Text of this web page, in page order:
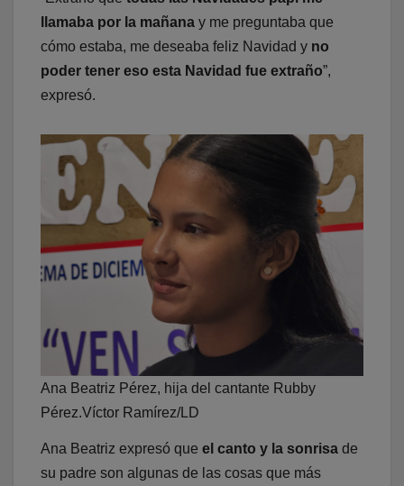
llamaba por la mañana y me preguntaba que
cómo estaba, me deseaba feliz Navidad y no
poder tener eso esta Navidad fue extraño”,
expresó.
Ana Beatriz Pérez, hija del cantante Rubby
Pérez.Víctor Ramírez/LD
Ana Beatriz expresó que el canto y la sonrisa de
su padre son algunas de las cosas que más